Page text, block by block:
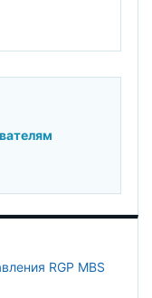
RGP MBS